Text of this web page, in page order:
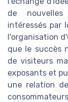
de
intéressés par
l'organisation
que le succès
de visiteurs
exposants et
une relation